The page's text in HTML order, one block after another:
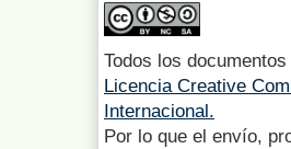
Todos los
Licencia Creative
Internacional.
Por lo que el envío,